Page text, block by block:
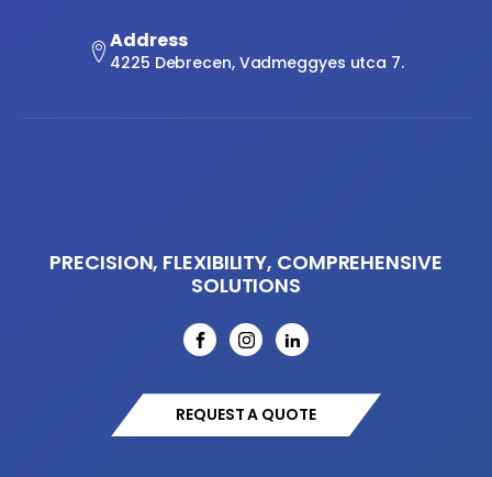
Address
4225 Debrecen, Vadmeggyes utca 7.
PRECISION, FLEXIBILITY, COMPREHENSIVE
SOLUTIONS
REQUEST A QUOTE